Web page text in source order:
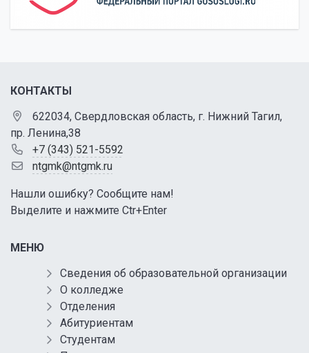
КОНТАКТЫ
622034, Свердловская область, г. Нижний Тагил,
пр. Ленина,38
+7 (343) 521-5592
ntgmk@ntgmk.ru
Нашли ошибку? Сообщите нам!
Выделите и нажмите Ctr+Enter
МЕНЮ
Сведения об образовательной организации
О колледже
Отделения
Абитуриентам
Студентам